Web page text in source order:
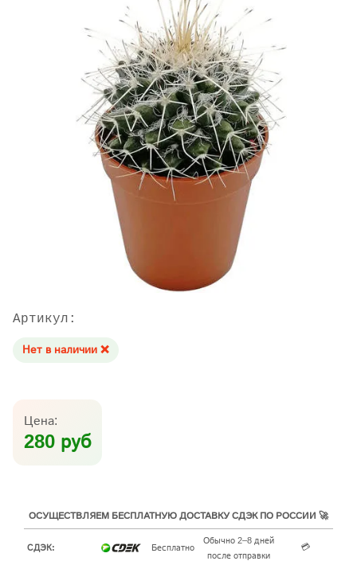
Артикул:
Нет в наличии ❌
Цена:
280 руб
ОСУЩЕСТВЛЯЕМ БЕСПЛАТНУЮ ДОСТАВКУ СДЭК ПО РОССИИ 🚀
СДЭК: Бесплатно
Обычно 2–8 дней
после отправки
💳